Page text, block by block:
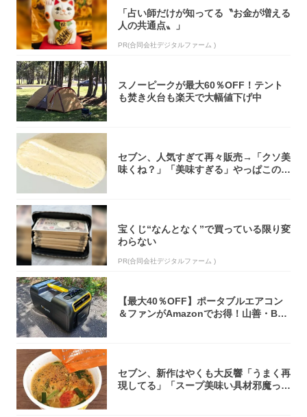
「占い師だけが知ってる〝お金が増える
人の共通点〟」
PR(合同会社デジタルファーム )
スノーピークが最大60％OFF！テント
も焚き火台も楽天で大幅値下げ中
セブン、人気すぎて再々販売→「クソ美
味くね？」「美味すぎる」やっぱこのク
宝くじ“なんとなく”で買っている限り変
わらない
PR(合同会社デジタルファーム )
【最大40％OFF】ポータブルエアコン
＆ファンがAmazonでお得！山善・Bo
セブン、新作はやくも大反響「うまく再
現してる」「スープ美味い具材邪魔って